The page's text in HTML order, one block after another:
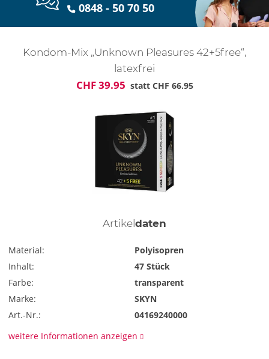
0848 - 50 70 50
Kondom-Mix „Unknown Pleasures 42+5free“,
latexfrei
CHF 39.95 statt CHF 66.95
Artikel daten
Material:
Polyisopren
Inhalt:
47 Stück
Farbe:
transparent
Marke:
SKYN
Art.-Nr.:
04169240000
weitere Informationen anzeigen